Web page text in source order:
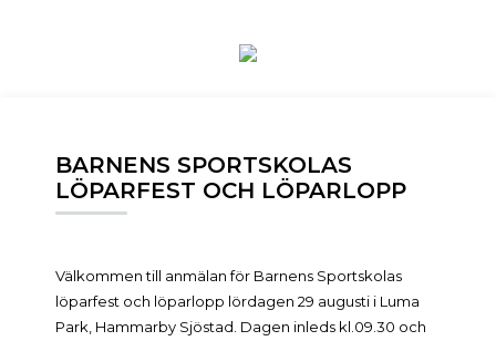
BARNENS SPORTSKOLAS
LÖPARFEST OCH LÖPARLOPP
Välkommen till anmälan för Barnens Sportskolas
löparfest och löparlopp lördagen 29 augusti i Luma
Park, Hammarby Sjöstad. Dagen inleds kl.09.30 och